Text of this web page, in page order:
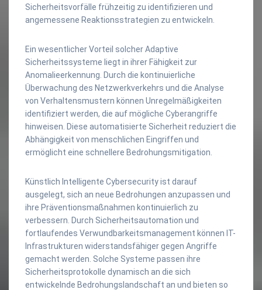
Sicherheitsvorfälle frühzeitig zu identifizieren und
angemessene Reaktionsstrategien zu entwickeln.
Ein wesentlicher Vorteil solcher Adaptive
Sicherheitssysteme liegt in ihrer Fähigkeit zur
Anomalieerkennung. Durch die kontinuierliche
Überwachung des Netzwerkverkehrs und die Analyse
von Verhaltensmustern können Unregelmäßigkeiten
identifiziert werden, die auf mögliche Cyberangriffe
hinweisen. Diese automatisierte Sicherheit reduziert die
Abhängigkeit von menschlichen Eingriffen und
ermöglicht eine schnellere Bedrohungsmitigation.
Künstlich Intelligente Cybersecurity ist darauf
ausgelegt, sich an neue Bedrohungen anzupassen und
ihre Präventionsmaßnahmen kontinuierlich zu
verbessern. Durch Sicherheitsautomation und
fortlaufendes Verwundbarkeitsmanagement können IT-
Infrastrukturen widerstandsfähiger gegen Angriffe
gemacht werden. Solche Systeme passen ihre
Sicherheitsprotokolle dynamisch an die sich
entwickelnde Bedrohungslandschaft an und bieten so